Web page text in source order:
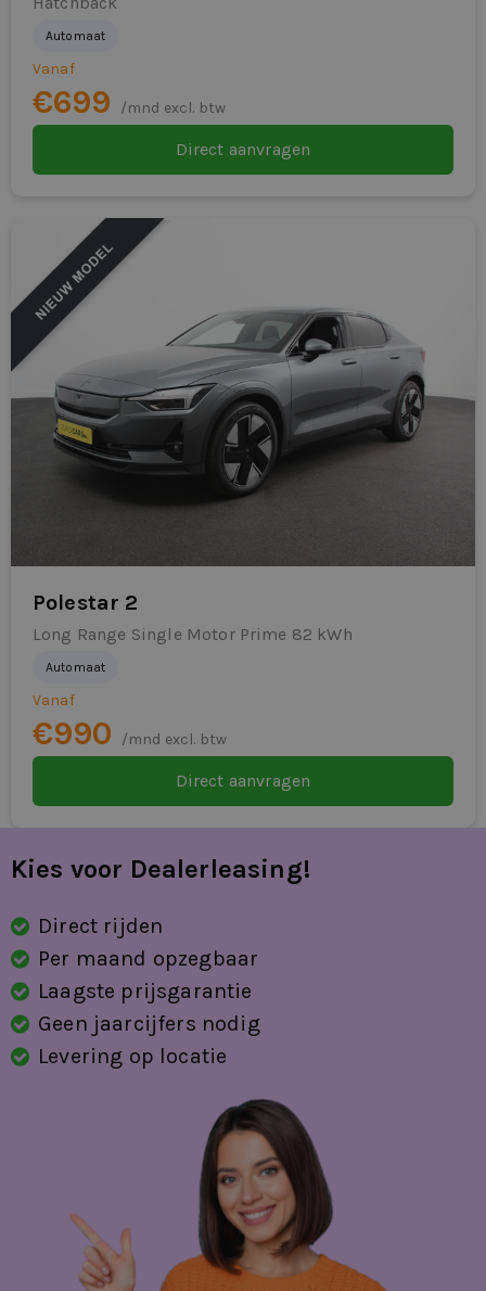
te leasen?
Compact leasen. Snel geregeld. Premium en sportief
Automaat
Vanaf
€699 /mnd excl. btw
Direct aanvragen
Polestar 2
Long Range Single Motor Prime 82 kWh
Automaat
Vanaf
€990 /mnd excl. btw
Direct aanvragen
Kies voor Dealerleasing!
Direct rijden
Per maand opzegbaar
Laagste prijsgarantie
Geen jaarcijfers nodig
Levering op locatie